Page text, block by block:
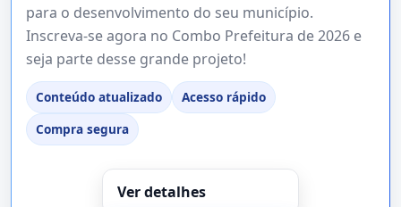
para o desenvolvimento do seu município.
Inscreva-se agora no Combo Prefeitura de 2026 e
seja parte desse grande projeto!
Conteúdo atualizado
Acesso rápido
Compra segura
Ver detalhes